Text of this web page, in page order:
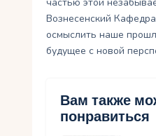
Вознесенский
осмыслить наше
будущее с новой
Вам также
понравиться